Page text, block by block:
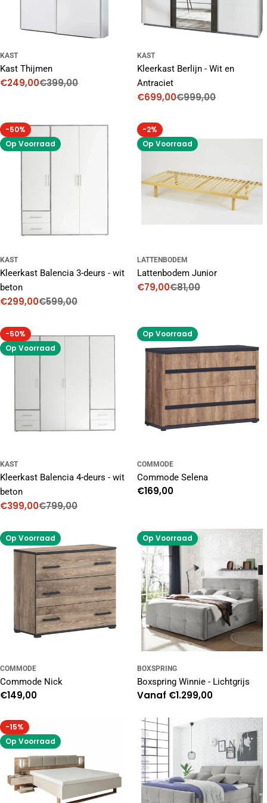
KAST
Kast Thijmen
Kortingsprijs
€249,00
Normale€399,00
KAST
Kleerkast Berlijn - Wit en
Antraciet
Kortingsprijs
€699,00
Normale€999,00
-50%
Op Voorraad
KAST
Kleerkast Balencia 3-deurs - wit
beton
Kortingsprijs
€299,00
Normale€599,00
-2%
Op Voorraad
LATTENBODEM
Lattenbodem Junior
Kortingsprijs
€79,00
Normale€81,00
-50%
Op Voorraad
KAST
Kleerkast Balencia 4-deurs - wit
beton
Kortingsprijs
€399,00
Normale€799,00
Op Voorraad
COMMODE
Commode Selena
Normale
€169,00
Op Voorraad
COMMODE
Commode Nick
Normale
€149,00
Op Voorraad
BOXSPRING
Boxspring Winnie - Lichtgrijs
Normale
Vanaf €1.299,00
-15%
Op Voorraad